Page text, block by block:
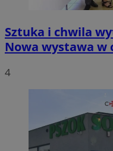
Sztuka i chwila
Nowa wystawa w
4